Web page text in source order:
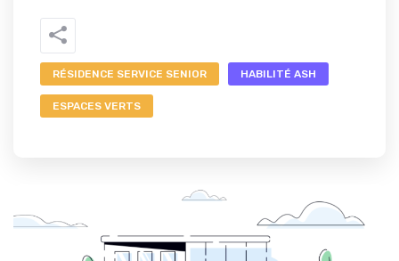
RÉSIDENCE SERVICE SENIOR HABILITÉ ASH
ESPACES VERTS